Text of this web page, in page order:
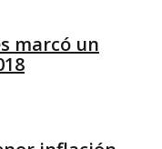
marcó un